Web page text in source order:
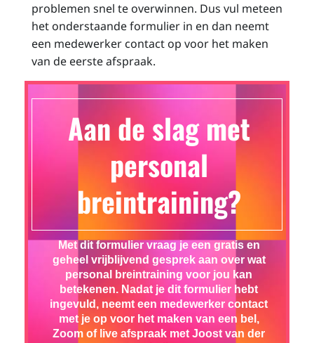
problemen snel te overwinnen. Dus vul meteen
het onderstaande formulier in en dan neemt
een medewerker contact op voor het maken
van de eerste afspraak.